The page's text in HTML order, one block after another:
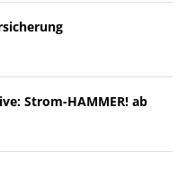
Strom-HAMMER! ab